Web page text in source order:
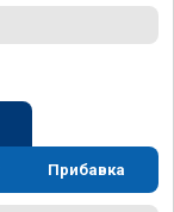
Прибавка